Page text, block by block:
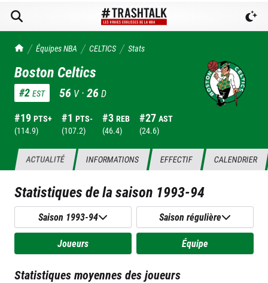
TrashTalk Actu NBA
Équipes NBA CELTICS Stats
Boston Celtics
#2 EST 56 V ·26 D
#19 PTS+
(114.9)
#1 PTS-
(107.2)
#3 REB
(46.4)
#27 AST
(24.6)
ACTUALITÉ INFORMATIONS EFFECTIF CALENDRIER
Statistiques de la saison 1993-94
Saison 1993-94 Saison régulière
Joueurs Équipe
Statistiques moyennes des joueurs